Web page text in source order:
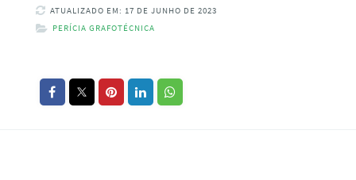
ATUALIZADO EM: 17 DE JUNHO DE 2023
PERÍCIA GRAFOTÉCNICA